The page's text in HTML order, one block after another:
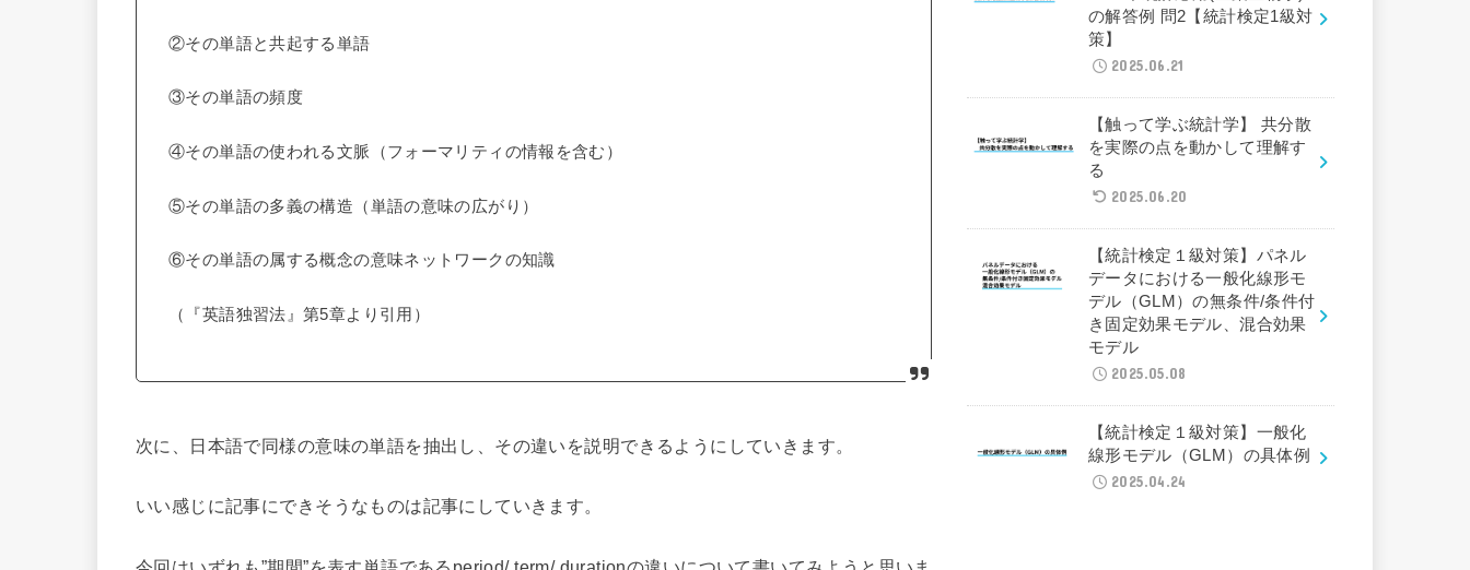
②その単語と共起する単語
③その単語の頻度
④その単語の使われる文脈（フォーマリティの情報を含む）
⑤その単語の多義の構造（単語の意味の広がり）
⑥その単語の属する概念の意味ネットワークの知識
（『英語独習法』第5章より引用）
次に、日本語で同様の意味の単語を抽出し、その違いを説明できるようにしていきます。
いい感じに記事にできそうなものは記事にしていきます。
の解答例 問2【統計検定1級対
策】
2025.06.21
【触って学ぶ統計学】 共分散
を実際の点を動かして理解す
る
2025.06.20
【統計検定１級対策】パネル
データにおける一般化線形モ
デル（GLM）の無条件/条件付
き固定効果モデル、混合効果
モデル
2025.05.08
【統計検定１級対策】一般化
線形モデル（GLM）の具体例
2025.04.24